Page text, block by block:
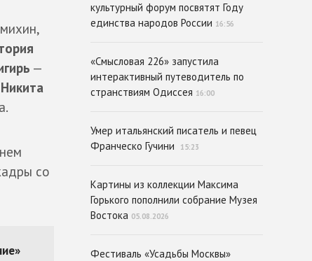
—
Никита
со
культурный форум посвятят Году
единства народов России 16:56
«Смысловая 226» запустила
интерактивный путеводитель по
странствиям Одиссея 16:00
Умер итальянский писатель и певец
Франческо Гучини
15:23
Картины из коллекции Максима
Горького пополнили собрание Музея
Востока 05.08.2026
Фестиваль «Усадьбы Москвы»